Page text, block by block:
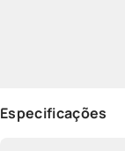
Especificações